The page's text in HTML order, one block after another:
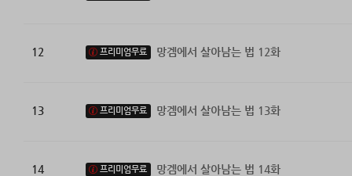
12 프리미엄무료 망겜에서 살아남는 법 12화
13 프리미엄무료 망겜에서 살아남는 법 13화
14 프리미엄무료 망겜에서 살아남는 법 14화